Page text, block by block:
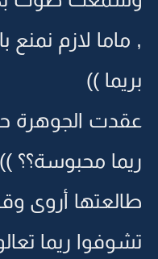
, ماما لازم نمنع
بريما ))
عقدت الجوهرة
ريما محبوسة؟؟ ))
طالعتها أروى
تشوفوا ريما